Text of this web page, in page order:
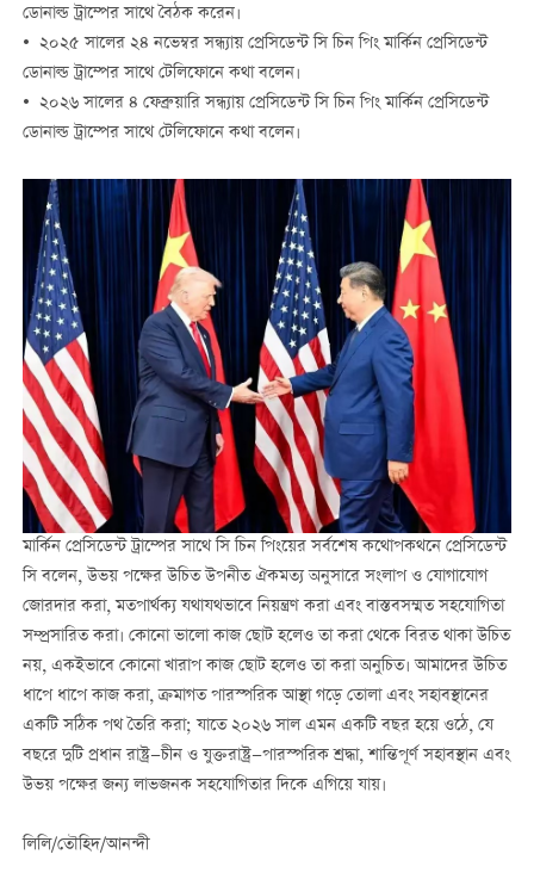
ডোনাল্ড ট্রাম্পের সাথে বৈঠক করেন।
• ২০২৫ সালের ২৪ নভেম্বর সন্ধ্যায় প্রেসিডেন্ট সি চিন পিং মার্কিন প্রেসিডেন্ট
ডোনাল্ড ট্রাম্পের সাথে টেলিফোনে কথা বলেন।
• ২০২৬ সালের ৪ ফেব্রুয়ারি সন্ধ্যায় প্রেসিডেন্ট সি চিন পিং মার্কিন প্রেসিডেন্ট
ডোনাল্ড ট্রাম্পের সাথে টেলিফোনে কথা বলেন।
মার্কিন প্রেসিডেন্ট ট্রাম্পের সাথে সি চিন পিংয়ের সর্বশেষ কথোপকথনে প্রেসিডেন্ট
সি বলেন, উভয় পক্ষের উচিত উপনীত ঐকমত্য অনুসারে সংলাপ ও যোগাযোগ
জোরদার করা, মতপার্থক্য যথাযথভাবে নিয়ন্ত্রণ করা এবং বাস্তবসম্মত সহযোগিতা
সম্প্রসারিত করা। কোনো ভালো কাজ ছোট হলেও তা করা থেকে বিরত থাকা উচিত
নয়, একইভাবে কোনো খারাপ কাজ ছোট হলেও তা করা অনুচিত। আমাদের উচিত
ধাপে ধাপে কাজ করা, ক্রমাগত পারস্পরিক আস্থা গড়ে তোলা এবং সহাবস্থানের
একটি সঠিক পথ তৈরি করা; যাতে ২০২৬ সাল এমন একটি বছর হয়ে ওঠে, যে
বছরে দুটি প্রধান রাষ্ট্র—চীন ও যুক্তরাষ্ট্র—পারস্পরিক শ্রদ্ধা, শান্তিপূর্ণ সহাবস্থান এবং
উভয় পক্ষের জন্য লাভজনক সহযোগিতার দিকে এগিয়ে যায়।
লিলি/তৌহিদ/আনন্দী